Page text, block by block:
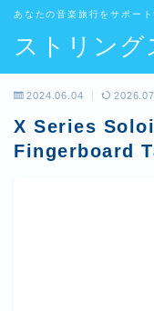
ストリング
あなたの音楽旅行をサポー
7 gear bonus: wat je
プライバシーポリ
プライバシーポリ
2024.06.04
X Series
Fingerboard